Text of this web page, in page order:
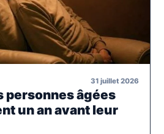
31 juillet 2026
personnes âgées
un an avant leur